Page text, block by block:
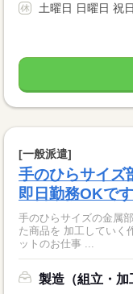
土曜日 日曜日 祝日
[一般派遣]
手のひらサイズ
即日勤務OKで
手のひらサイズの金属部品を
た商品を 加工していく作業がメイン！ 作
ットのお仕事 ...
製造（組立・加